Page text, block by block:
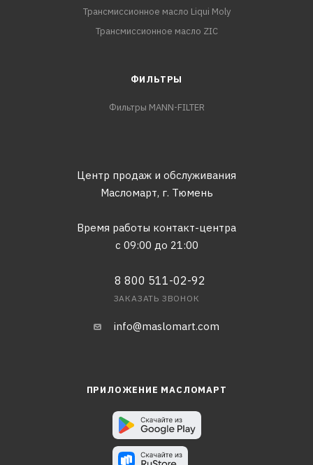
Трансмиссионное масло Liqui Moly
Трансмиссионное масло ZIC
ФИЛЬТРЫ
Фильтры MANN-FILTER
Центр продаж и обслуживания
Масломарт, г. Тюмень
Время работы контакт-центра
с 09:00 до 21:00
8 800 511-02-92
ЗАКАЗАТЬ ЗВОНОК
info@maslomart.com
ПРИЛОЖЕНИЕ МАСЛОМАРТ